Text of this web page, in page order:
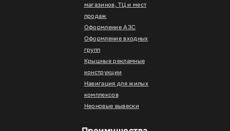
магазинов, ТЦ и мест
продаж
Оформление АЗС
Оформление входных
групп
Крышные рекламные
конструкции
Навигация для жилых
комплексов
Неоновые вывески